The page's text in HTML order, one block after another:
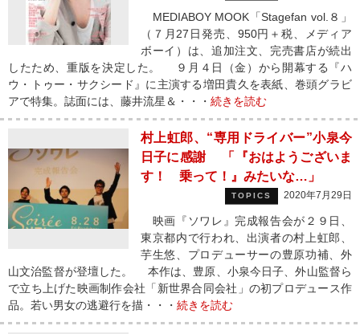
MEDIABOY MOOK「Stagefan vol.８」
（７月27日発売、950円＋税、メディア
ボーイ）は、追加注文、完売書店が続出
したため、重版を決定した。 ９月４日（金）から開幕する『ハ
ウ・トゥー・サクシード』に主演する増田貴久を表紙、巻頭グラビ
アで特集。誌面には、藤井流星＆・・・ 続きを読む
村上虹郎、“専用ドライバー”小泉今
日子に感謝 「『おはようございま
す！ 乗って！』みたいな…」
TOPICS 2020年7月29日
映画『ソワレ』完成報告会が２９日、
東京都内で行われ、出演者の村上虹郎、
芋生悠、プロデューサーの豊原功補、外
山文治監督が登壇した。 本作は、豊原、小泉今日子、外山監督ら
で立ち上げた映画制作会社「新世界合同会社」の初プロデュース作
品。若い男女の逃避行を描・・・ 続きを読む